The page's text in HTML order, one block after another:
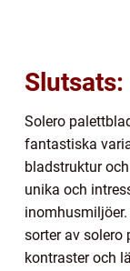
Slutsats:
Solero
fantastiska
bladstruktur
unika och
sorter av solero
kontraster och